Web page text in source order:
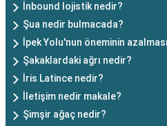
İnbound lojistik nedir?
Şua nedir bulmacada?
İpek Yolu'nun öneminin
Şakaklardaki ağrı nedir?
İris Latince nedir?
İletişim nedir makale?
Şimşir ağaç nedir?